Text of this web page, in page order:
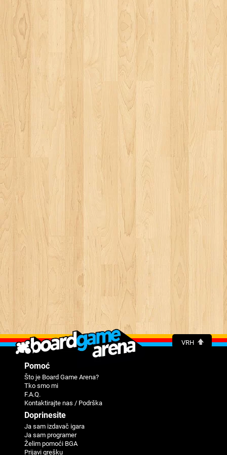
VRH
Pomoć
Što je Board Game Arena?
Tko smo mi
F.A.Q.
Kontaktirajte nas / Podrška
Doprinesite
Ja sam izdavač igara
Ja sam programer
Žеlim pomoći BGA
Priјavi grеšku